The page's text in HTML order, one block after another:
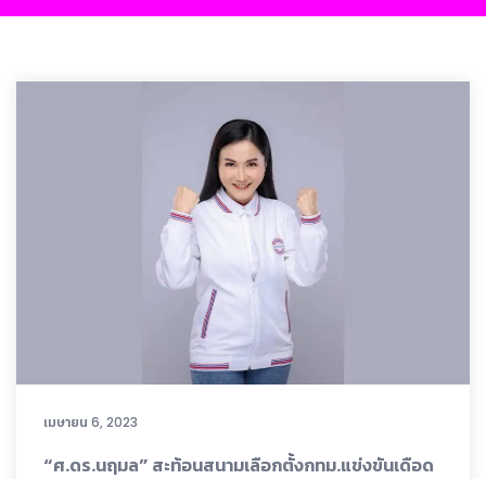
เมษายน 6, 2023
“ศ.ดร.นฤมล” สะท้อนสนามเลือกตั้งกทม.แข่งขันเดือด